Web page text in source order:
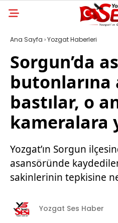
Ana Sayfa ›Yozgat Haberleri
Sorgun’da
butonlarına
bastılar, o
kameralara
Yozgat’ın Sorgun
asansöründe
sakinlerinin tepkisine
Yozgat Ses Haber